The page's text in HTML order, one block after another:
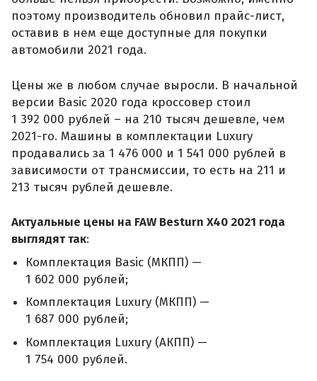
поэтому производитель обновил прайс-лист,
оставив в нем еще доступные для покупки
автомобили 2021 года.
Цены же в любом случае выросли. В начальной
версии Basic 2020 года кроссовер стоил
1 392 000 рублей – на 210 тысяч дешевле, чем
2021-го. Машины в комплектации Luxury
продавались за 1 476 000 и 1 541 000 рублей в
зависимости от трансмиссии, то есть на 211 и
213 тысяч рублей дешевле.
Актуальные цены на FAW Besturn X40 2021 года
выглядят так:
Комплектация Basic (МКПП) —
1 602 000 рублей;
Комплектация Luxury (МКПП) —
1 687 000 рублей;
Комплектация Luxury (АКПП) —
1 754 000 рублей.